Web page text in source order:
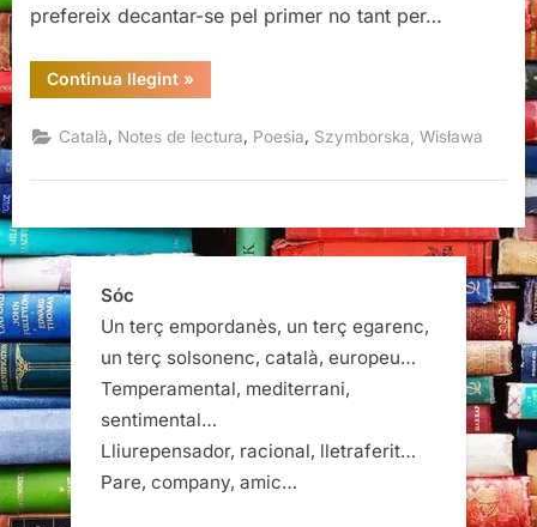
prefereix decantar-se pel primer no tant per…
Continua llegint“Instant,
Wisława
»
Català, Notes de lectura, Poesia, Szymborska, Wisława
Sóc
Un terç empordanès, un terç egarenc,
un terç solsonenc, català, europeu…
Temperamental, mediterrani,
sentimental…
Lliurepensador, racional, lletraferit…
Pare, company, amic…